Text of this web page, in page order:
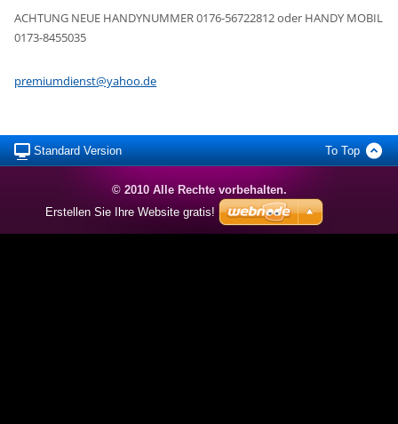
ACHTUNG NEUE HANDYNUMMER 0176-56722812 oder HANDY MOBIL
0173-8455035
premiumdienst@yahoo.de
Standard Version To Top
© 2010 Alle Rechte vorbehalten.
Erstellen Sie Ihre Website gratis!